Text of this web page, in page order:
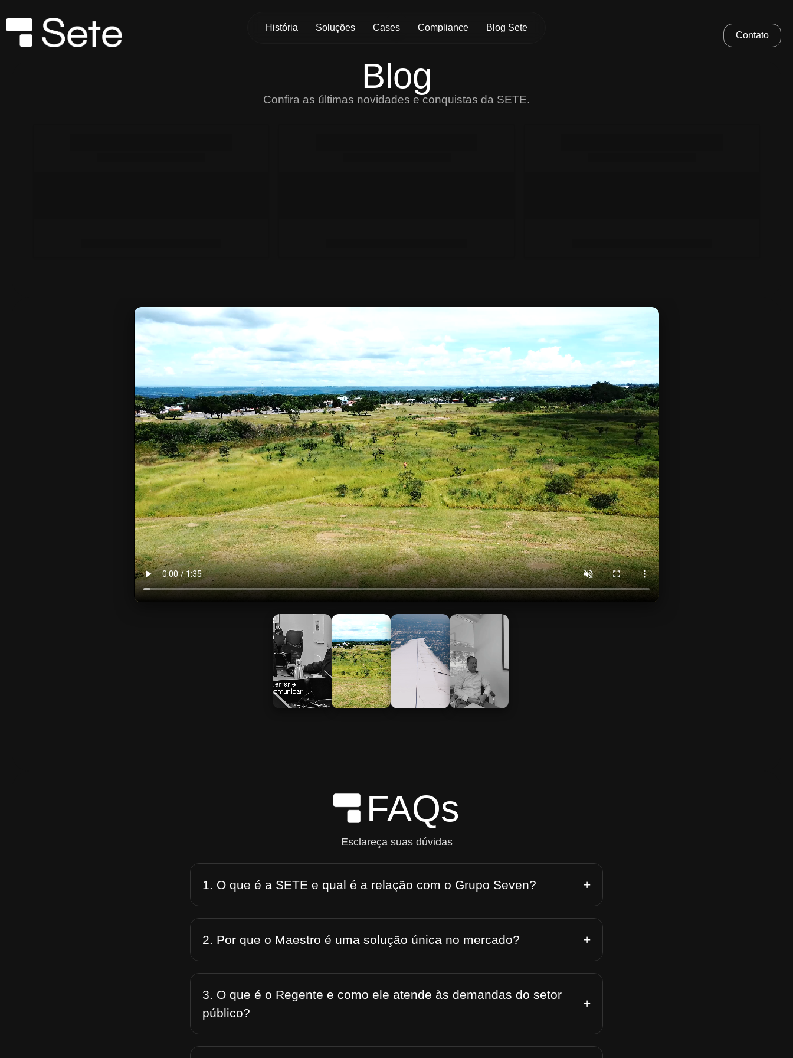
Skip to Main Content
História Soluções Cases Compliance Blog Sete
Contato
Blog
Confira as últimas novidades e conquistas da SETE.
FAQs
Esclareça suas dúvidas
1. O que é a SETE e qual é a relação com o Grupo Seven? +
2. Por que o Maestro é uma solução única no mercado? +
3. O que é o Regente e como ele atende às demandas do setor
público?
+